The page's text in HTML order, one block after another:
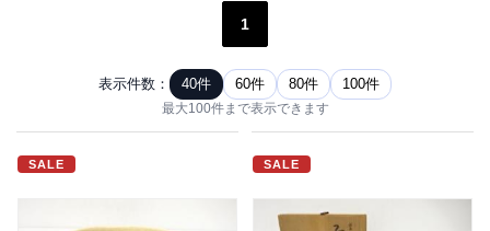
1
表示件数： 40件 60件 80件 100件
最大100件まで表示できます
SALE SALE